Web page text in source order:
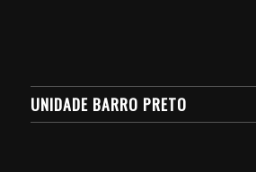
UNIDADE BARRO PRETO